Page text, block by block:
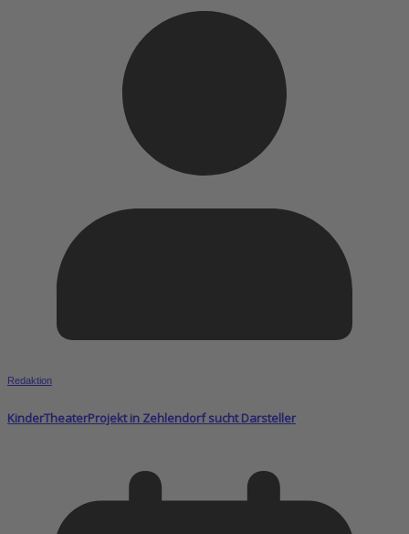
Redaktion
KinderTheaterProjekt in Zehlendorf sucht Darsteller